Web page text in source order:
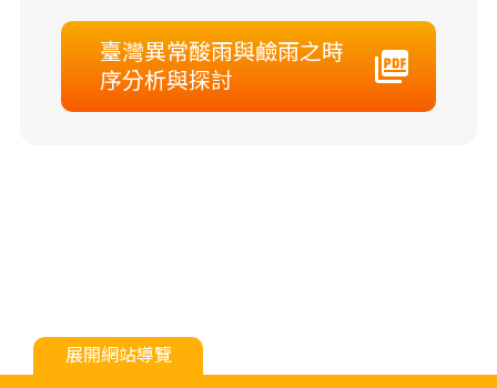
臺灣異常酸雨與鹼雨之時
序分析與探討
展開網站導覽